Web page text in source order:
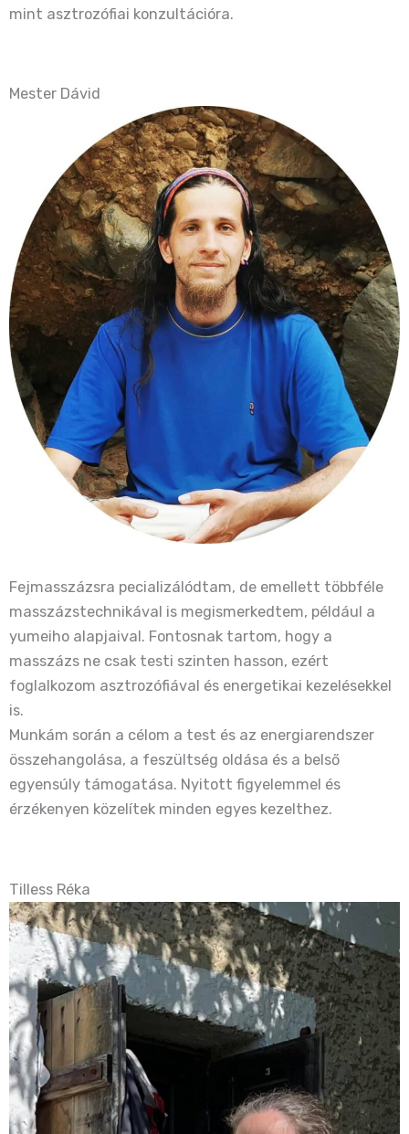
mint asztrozófiai konzultációra.
Mester Dávid
Fejmasszázsra pecializálódtam, de emellett többféle
masszázstechnikával is megismerkedtem, például a
yumeiho alapjaival. Fontosnak tartom, hogy a
masszázs ne csak testi szinten hasson, ezért
foglalkozom asztrozófiával és energetikai kezelésekkel
is.
Munkám során a célom a test és az energiarendszer
összehangolása, a feszültség oldása és a belső
egyensúly támogatása. Nyitott figyelemmel és
érzékenyen közelítek minden egyes kezelthez.
Tilless Réka